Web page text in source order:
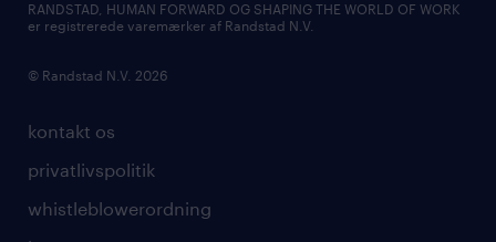
kontakt os
privatlivspolitik
whistleblowerordning
RANDSTAD, HUMAN FORWARD OG SHAPING THE WORLD OF WORK
er registrerede varemærker af Randstad N.V.
© Randstad N.V. 2026